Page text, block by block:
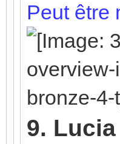
Peut être
9.